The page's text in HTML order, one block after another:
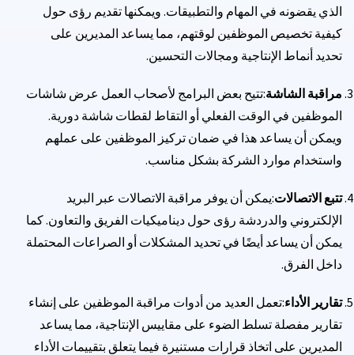
الذي يقضونه في المهام والتطبيقات. ويمكنها تقديم رؤى حول
كيفية تخصيص الموظفين لوقتهم، مما يساعد المديرين على
تحديد أنماط الإنتاجية ومجالات التحسين.
مراقبة الشاشة:تتيح بعض البرامج لأصحاب العمل عرض شاشات
الموظفين في الوقت الفعلي أو التقاط لقطات شاشة دورية.
ويمكن أن يساعد هذا في ضمان تركيز الموظفين على عملهم
واستخدام موارد الشركة بشكل مناسب.
تتبع الاتصالات:يمكن أن يوفر مراقبة الاتصالات عبر البريد
الإلكتروني والدردشة رؤى حول ديناميكيات الفريق والتعاون. كما
يمكن أن يساعد أيضًا في تحديد المشكلات أو الصراعات المحتملة
داخل الفرق.
تقارير الأداء:تعمل العديد من أدوات مراقبة الموظفين على إنشاء
تقارير مفصلة تسلط الضوء على مقاييس الإنتاجية، مما يساعد
المديرين على اتخاذ قرارات مستنيرة فيما يتعلق بتقييمات الأداء